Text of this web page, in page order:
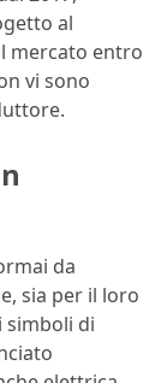
al
mercato entro
vi sono
da
sia per il loro
simboli di